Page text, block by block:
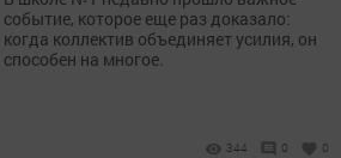
событие, которое еще раз доказало:
когда коллектив объединяет усилия, он
способен на многое.
344 0 0